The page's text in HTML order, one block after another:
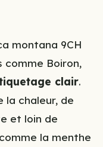
montana 9CH
comme Boiron,
clair.
la chaleur, de
et loin de
la menthe